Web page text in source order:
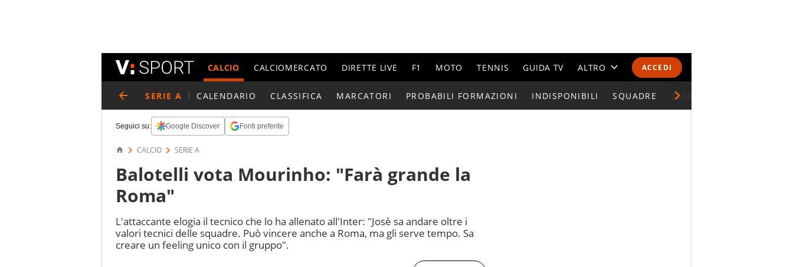
ACCEDI
CALCIO CALCIOMERCATO DIRETTE LIVE F1 MOTO TENNIS GUIDA TV ALTRO
CALENDARI E CLASSIFICHE
SERIE A CALENDARIO CLASSIFICA MARCATORI PROBABILI FORMAZIONI INDISPONIBILI SQUADRE GIOCATORI SERIE A
Seguici su: Google Discover Fonti preferite
CALCIO SERIE A
Balotelli vota Mourinho: "Farà grande la
Roma"
L'attaccante elogia il tecnico che lo ha allenato all'Inter: "Josè sa andare oltre i
valori tecnici delle squadre. Può vincere anche a Roma, ma gli serve tempo. Sa
creare un feeling unico con il gruppo".